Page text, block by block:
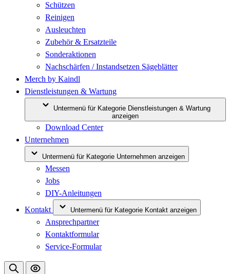
Schützen
Reinigen
Ausleuchten
Zubehör & Ersatzteile
Sonderaktionen
Nachschärfen / Instandsetzen Sägeblätter
Merch by Kaindl
Dienstleistungen & Wartung
Untermenü für Kategorie Dienstleistungen & Wartung
anzeigen
Download Center
Unternehmen
Untermenü für Kategorie Unternehmen anzeigen
Messen
Jobs
DIY-Anleitungen
Kontakt
Untermenü für Kategorie Kontakt anzeigen
Ansprechpartner
Kontaktformular
Service-Formular